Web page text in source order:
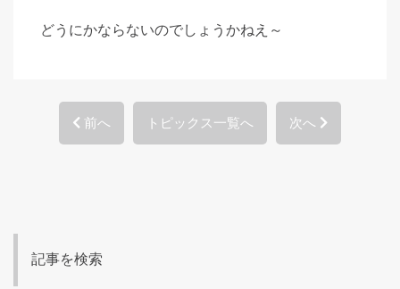
どうにかならないのでしょうかねえ～
前へ トピックス一覧へ 次へ
記事を検索